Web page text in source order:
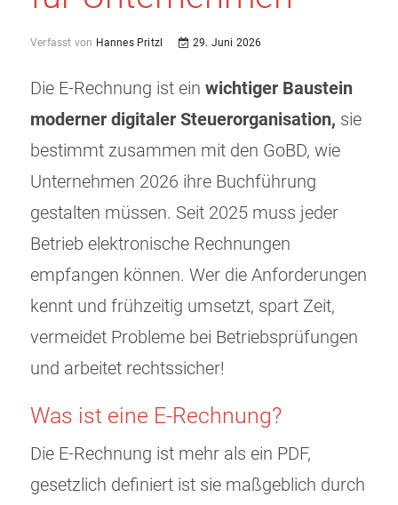
Verfasst von Hannes Pritzl 29. Juni 2026
Die E-Rechnung ist ein wichtiger Baustein
moderner digitaler Steuerorganisation, sie
bestimmt zusammen mit den GoBD, wie
Unternehmen 2026 ihre Buchführung
gestalten müssen. Seit 2025 muss jeder
Betrieb elektronische Rechnungen
empfangen können. Wer die Anforderungen
kennt und frühzeitig umsetzt, spart Zeit,
vermeidet Probleme bei Betriebsprüfungen
und arbeitet rechtssicher!
Was ist eine E-Rechnung?
Die E-Rechnung ist mehr als ein PDF,
gesetzlich definiert ist sie maßgeblich durch